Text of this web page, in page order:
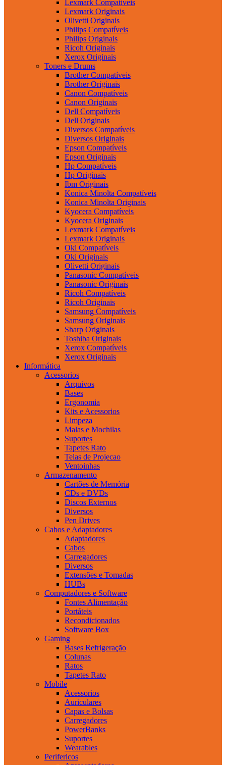
Lexmark Compatíveis
Lexmark Originais
Olivetti Originais
Philips Compatíveis
Philips Originais
Ricoh Originais
Xerox Originais
Toners e Drums
Brother Compatíveis
Brother Originais
Canon Compatíveis
Canon Originais
Dell Compatíveis
Dell Originais
Diversos Compatíveis
Diversos Originais
Epson Compatíveis
Epson Originais
Hp Compatíveis
Hp Originais
Ibm Originais
Konica Minolta Compatíveis
Konica Minolta Originais
Kyocera Compatíveis
Kyocera Originais
Lexmark Compatíveis
Lexmark Originais
Oki Compatíveis
Oki Originais
Olivetti Originais
Panasonic Compatíveis
Panasonic Originais
Ricoh Compatíveis
Ricoh Originais
Samsung Compatíveis
Samsung Originais
Sharp Originais
Toshiba Originais
Xerox Compatíveis
Xerox Originais
Informática
Acessorios
Arquivos
Bases
Ergonomia
Kits e Acessorios
Limpeza
Malas e Mochilas
Suportes
Tapetes Rato
Telas de Projecao
Ventoinhas
Armazenamento
Cartões de Memória
CDs e DVDs
Discos Externos
Diversos
Pen Drives
Cabos e Adaptadores
Adaptadores
Cabos
Carregadores
Diversos
Extensões e Tomadas
HUBs
Computadores e Software
Fontes Alimentação
Portáteis
Recondicionados
Software Box
Gaming
Bases Refrigeração
Colunas
Ratos
Tapetes Rato
Mobile
Acessorios
Auriculares
Capas e Bolsas
Carregadores
PowerBanks
Suportes
Wearables
Perifericos